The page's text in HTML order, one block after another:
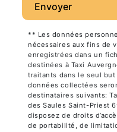
Envoyer
** Les données
nécessaires aux fins de
enregistrées dans un
destinées à Taxi
traitants dans le seul
données collectées
destinataires suivants:
des Saules Saint-Priest
disposez de droits
de portabilité, de